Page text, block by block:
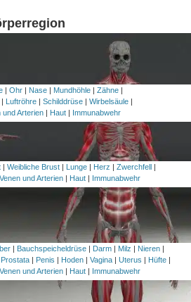
|Ohr Nase Mundhöhle |Zähne
Luftröhre |Schilddrüse |Wirbelsäule
und Arterien| Haut| Immunabwehr
|Weibliche Brust | Lunge | Herz |Zwerchfell |
Venen und Arterien| Haut| Immunabwehr
| Bauchspeicheldrüse | Darm | Milz | Nieren |
Prostata | Penis | Hoden |Vagina |Uterus | Hüfte |
Venen und Arterien| Haut| Immunabwehr